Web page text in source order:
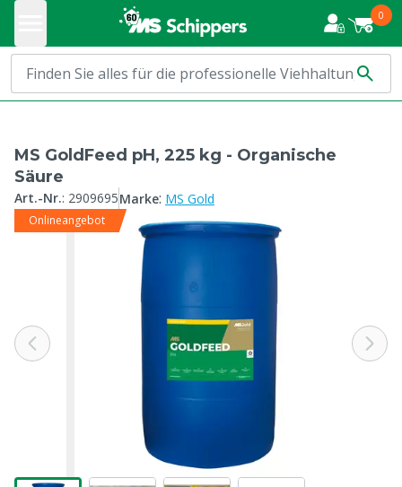
0
MS GoldFeed pH, 225 kg - Organische
Säure
Art.-Nr.: 2909695Marke: MS Gold
Onlineangebot